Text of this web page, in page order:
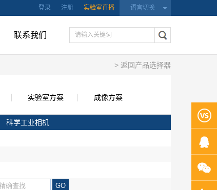
语言切换
登录 注册 实验室直播
联系我们
> 返回产品选择器
实验室方案 成像方案
科学工业相机
GO